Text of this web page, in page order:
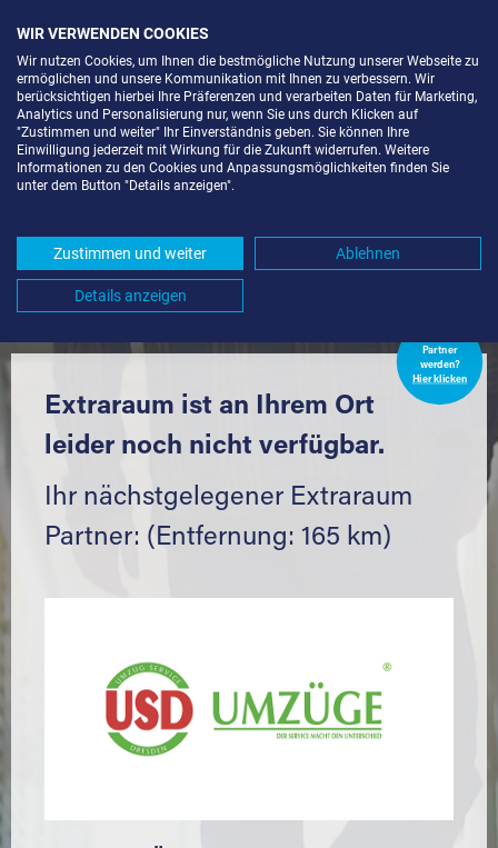
LAGERBOX IN BERLIN-
UMGEBUNG *
Komfortabel einlagern mit Extraraum
Partner
werden?
Hier klicken
Extraraum ist an Ihrem Ort
leider noch nicht verfügbar.
Ihr nächstgelegener Extraraum
Partner: (Entfernung: 165 km)
WIR VERWENDEN COOKIES
Wir nutzen Cookies, um Ihnen die bestmögliche Nutzung unserer Webseite zu
ermöglichen und unsere Kommunikation mit Ihnen zu verbessern. Wir
berücksichtigen hierbei Ihre Präferenzen und verarbeiten Daten für Marketing,
Analytics und Personalisierung nur, wenn Sie uns durch Klicken auf
"Zustimmen und weiter" Ihr Einverständnis geben. Sie können Ihre
Einwilligung jederzeit mit Wirkung für die Zukunft widerrufen. Weitere
Informationen zu den Cookies und Anpassungsmöglichkeiten finden Sie
unter dem Button "Details anzeigen".
Zustimmen und weiter Ablehnen
Details anzeigen